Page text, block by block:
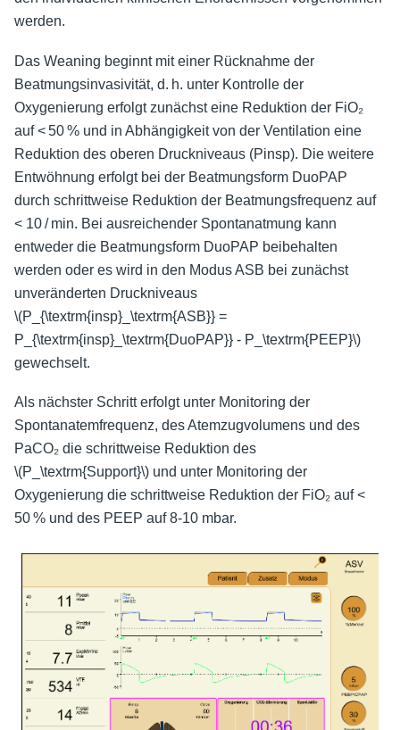
werden.
Das Weaning beginnt mit einer Rücknahme der
Beatmungsinvasivität, d. h. unter Kontrolle der
Oxygenierung erfolgt zunächst eine Reduktion der FiO₂
auf < 50 % und in Abhängigkeit von der Ventilation eine
Reduktion des oberen Druckniveaus (Pinsp). Die weitere
Entwöhnung erfolgt bei der Beatmungsform DuoPAP
durch schrittweise Reduktion der Beatmungsfrequenz auf
< 10 / min. Bei ausreichender Spontanatmung kann
entweder die Beatmungsform DuoPAP beibehalten
werden oder es wird in den Modus ASB bei zunächst
unveränderten Druckniveaus
\(P_{\textrm{insp}_\textrm{ASB}} =
P_{\textrm{insp}_\textrm{DuoPAP}} - P_\textrm{PEEP}\)
gewechselt.
Als nächster Schritt erfolgt unter Monitoring der
Spontanatemfrequenz, des Atemzugvolumens und des
PaCO₂ die schrittweise Reduktion des
\(P_\textrm{Support}\) und unter Monitoring der
Oxygenierung die schrittweise Reduktion der FiO₂ auf <
50 % und des PEEP auf 8-10 mbar.